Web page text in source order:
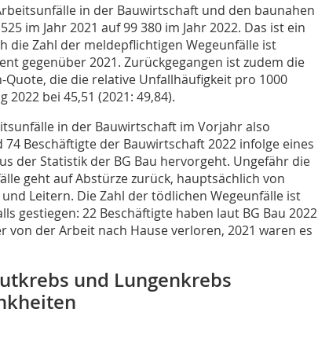
in der Bauwirtschaft und den baunahen
im Jahr 2021 auf 99 380 im Jahr 2022. Das ist ein
die Zahl der meldepflichtigen Wegeunfälle ist
gegenüber 2021. Zurückgegangen ist zudem die
Quote, die die relative Unfallhäufigkeit pro 1000
bei 45,51 (2021: 49,84).
in der Bauwirtschaft im Vorjahr also
Beschäftigte der Bauwirtschaft 2022 infolge eines
der Statistik der BG Bau hervorgeht. Ungefähr die
geht auf Abstürze zurück, hauptsächlich von
Leitern. Die Zahl der tödlichen Wegeunfälle ist
gestiegen: 22 Beschäftigte haben laut BG Bau 2022
von der Arbeit nach Hause verloren, 2021 waren es
und Lungenkrebs